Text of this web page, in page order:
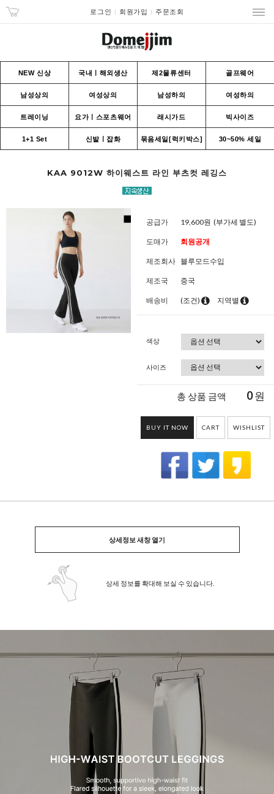
로그인 회원가입 주문조회
NEW 신상 국내ㅣ해외생산 제2물류센터 골프웨어
남성상의 여성상의 남성하의 여성하의
트레이닝 요가ㅣ스포츠웨어 래시가드 빅사이즈
1+1 Set 신발ㅣ잡화 묶음세일[럭키박스] 30~50% 세일
KAA 9012W 하이웨스트 라인 부츠컷 레깅스
공급가 19,600원 (부가세 별도)
도매가 회원공개
제조회사 블루모드수입
제조국 중국
배송비 (조건) 지역별
색상
사이즈
총 상품 금액 0원
BUY IT NOW CART WISHLIST
상세정보 새창 열기
상세 정보를 확대해 보실 수 있습니다.